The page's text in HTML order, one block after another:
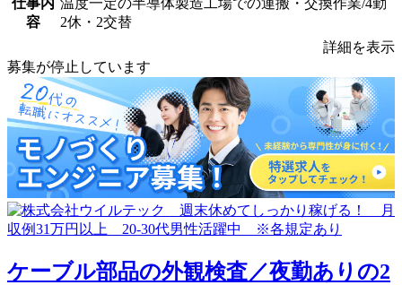
仕事内
容
温度一定の半導体製造工場での運搬・交換作業/4勤
2休・2交替
詳細を表示
募集が停止しています
ケーブル部品の外観検査／夜勤ありの2